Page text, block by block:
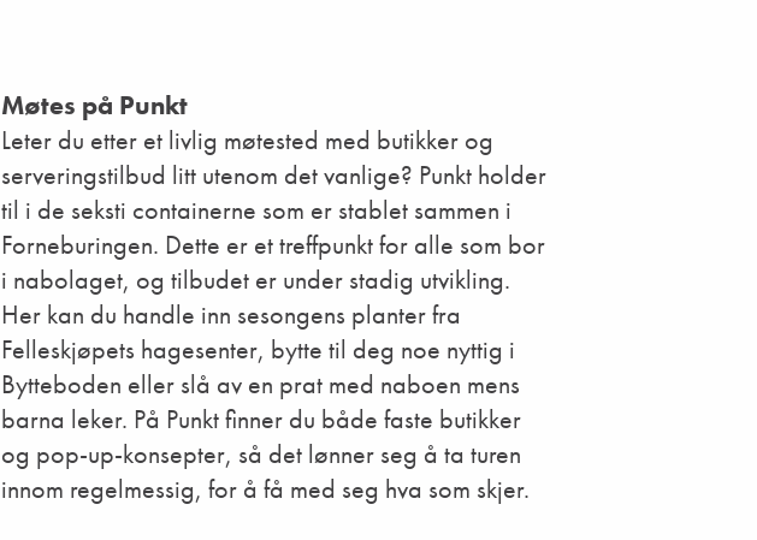
Møtes på Punkt
Leter du etter et livlig møtested med butikker og
serveringstilbud litt utenom det vanlige? Punkt holder
til i de seksti containerne som er stablet sammen i
Forneburingen. Dette er et treffpunkt for alle som bor
i nabolaget, og tilbudet er under stadig utvikling.
Her kan du handle inn sesongens planter fra
Felleskjøpets hagesenter, bytte til deg noe nyttig i
Bytteboden eller slå av en prat med naboen mens
barna leker. På Punkt finner du både faste butikker
og pop-up-konsepter, så det lønner seg å ta turen
innom regelmessig, for å få med seg hva som skjer.